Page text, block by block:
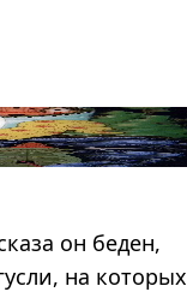
он беден,
на которых